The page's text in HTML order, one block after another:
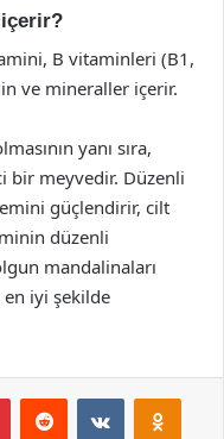
B vitaminleri (B1,
ve mineraller içerir.
yanı sıra,
bir meyvedir. Düzenli
güçlendirir, cilt
düzenli
mandalinaları
iyi şekilde
PinterestReddit VKontakte